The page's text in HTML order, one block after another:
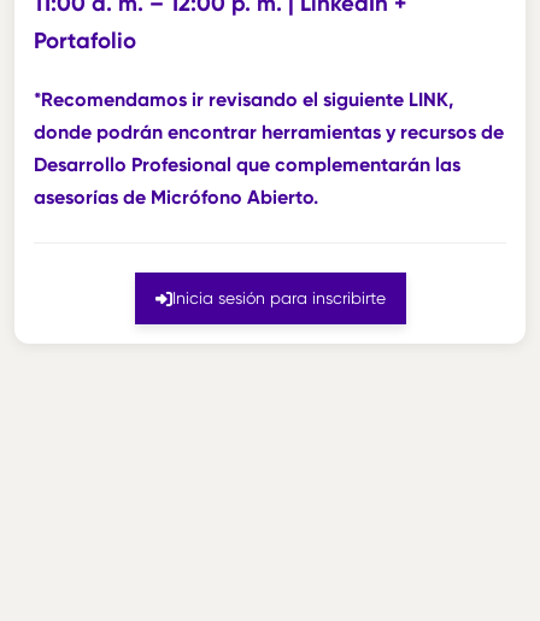
Portafolio
*Recomendamos ir revisando el siguiente LINK,
donde podrán encontrar herramientas y recursos de
Desarrollo Profesional que complementarán las
asesorías de Micrófono Abierto.
Inicia sesión para inscribirte